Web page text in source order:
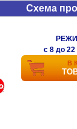
Схема
c 8 до
В